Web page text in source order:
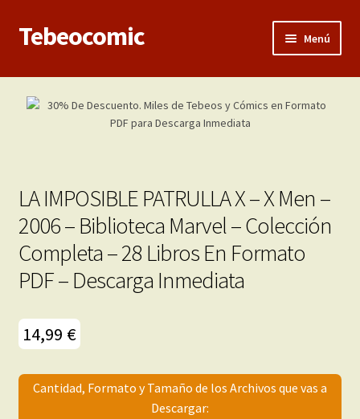
Ir
Ir
al
Tebeocomic Menú
Inicio
Adultos
Porno 3D
Inéditas
Demos
hijo
Mi cuenta
LA IMPOSIBLE PATRULLA X – X Men –
2006 – Biblioteca Marvel – Colección
Completa – 28 Libros En Formato
PDF – Descarga Inmediata
14,99 €
Cantidad, Formato y Tamaño de los Archivos que vas a
Descargar: